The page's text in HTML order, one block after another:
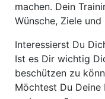
machen. Dein
Wünsche, Ziele
Interessierst Du
Ist es Dir wichtig
beschützen zu
Möchtest Du Deine